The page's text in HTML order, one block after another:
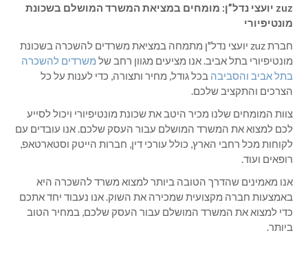
zuz יועצי נדל”ן: מומחים במציאת המשרד המושלם בשכונת
מונטיפיורי
חברת zuz יועצי נדל"ן מתמחה במציאת משרדים להשכרה בשכונת
מונטיפיורי בתל אביב. אנו מציעים מגוון רחב של משרדים להשכרה
בתל אביב והסביבה בכל גודל, מחיר ותצורה, כדי לענות על כל
הצרכים והתקציב שלכם.
צוות המומחים שלנו מכיר היטב את שכונת מונטיפיורי ויכול לסייע
לכם למצוא את המשרד המושלם עבור העסק שלכם. אנו עובדים עם
לקוחות מכל רחבי הארץ, כולל עורכי דין, חברות הייטק וסטארטאפ,
רופאים ועוד.
אנו מאמינים שהדרך הטובה ביותר למצוא משרד להשכרה היא
באמצעות חברה מקצועית שמכירה את השוק. אנו נעבוד יחד אתכם
כדי למצוא את המשרד המושלם עבור העסק שלכם, במחיר הטוב
ביותר.